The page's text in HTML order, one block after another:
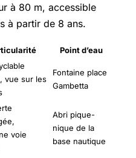
à 80 m, accessible
à partir de 8 ans.
Point d’eau
vue sur les
Fontaine place
Gambetta
voie
Abri pique-
nique de la
base nautique